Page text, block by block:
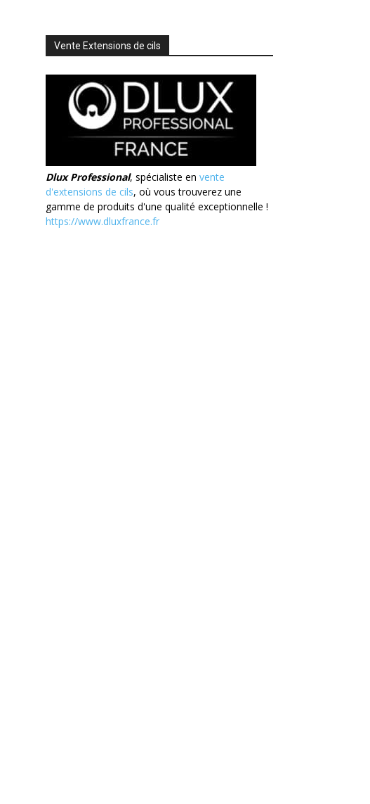
Vente Extensions de cils
Dlux Professional, spécialiste en vente
d'extensions de cils, où vous trouverez une
gamme de produits d'une qualité exceptionnelle !
https://www.dluxfrance.fr